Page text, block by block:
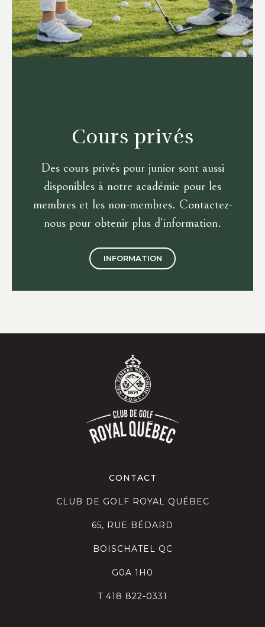
Cours privés
Des cours privés pour junior sont aussi
disponibles à notre académie pour les
membres et les non-membres. Contactez-
nous pour obtenir plus d’information.
INFORMATION
CONTACT
CLUB DE GOLF ROYAL QUÉBEC
65, RUE BÉDARD
BOISCHATEL QC
G0A 1H0
T 418 822-0331